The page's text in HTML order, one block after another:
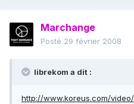
Marchange
Posté 29 février 2008
librekom a dit :
http://www.koreus.com/